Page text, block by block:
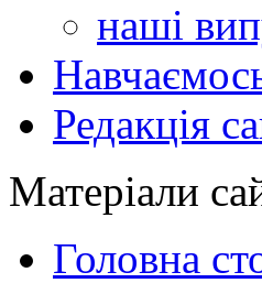
наші
Редакція
Матеріали
Головна